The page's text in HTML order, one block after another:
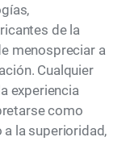
de la
menospreciar a
Cualquier
experiencia
como
la superioridad,